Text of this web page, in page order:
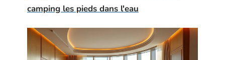
camping les pieds dans l'eau